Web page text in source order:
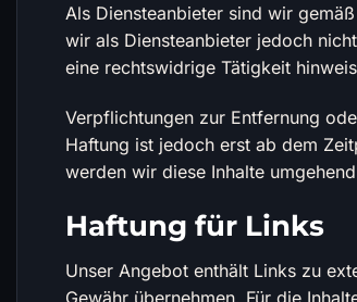
Als Diensteanbieter sind wir
wir als Diensteanbieter jedoch
eine rechtswidrige Tätigkeit
Verpflichtungen zur Entfernung
Haftung ist jedoch erst ab dem
werden wir diese Inhalte
Haftung für Links
Unser Angebot enthält Links zu